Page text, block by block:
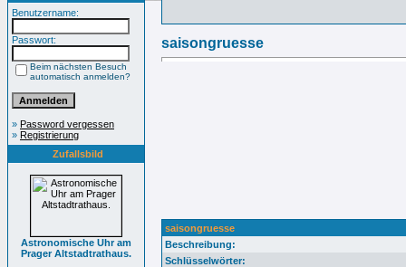
Benutzername:
Passwort:
Beim nächsten Besuch
automatisch anmelden?
» Password vergessen
» Registrierung
Zufallsbild
Astronomische Uhr am
Prager Altstadtrathaus.
saisongruesse
saisongruesse
Beschreibung:
Schlüsselwörter: